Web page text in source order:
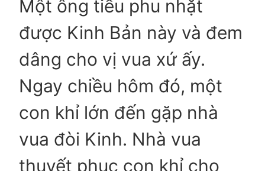
Một ông tiều phu nhặt
được Kinh Bản này và đem
dâng cho vị vua xứ ấy.
Ngay chiều hôm đó, một
con khỉ lớn đến gặp nhà
vua đòi Kinh. Nhà vua
thuyết phục con khỉ cho